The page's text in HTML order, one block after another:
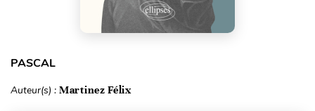
PASCAL
Auteur(s) : Martinez Félix